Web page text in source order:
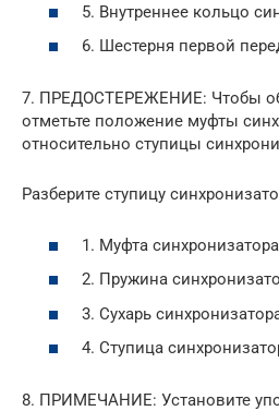
5. Внутреннее кольцо
6. Шестерня первой
7. ПРЕДОСТЕРЕЖЕНИЕ: Чтобы
отметьте положение муфты
относительно ступицы
Разберите ступицу
1. Муфта синхронизатора
2. Пружина
3. Сухарь
4. Ступица
8. ПРИМЕЧАНИЕ: Установите